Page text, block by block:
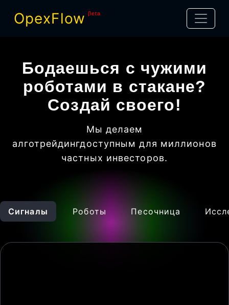
OpexFlow βeta
Бодаешься с чужими
роботами в стакане?
Создай своего!
Мы делаем
алготрейдингдоступным для миллионов
частных инвесторов.
Сигналы Роботы Песочница